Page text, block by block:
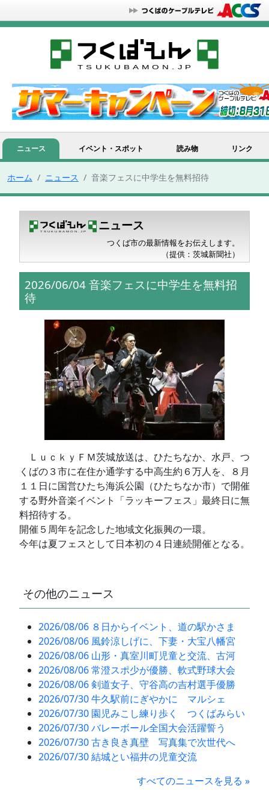
ニュース イベント・スポット 読み物 リンク
ホーム ニュース 音楽フェスに中学生を無料招待
ニュース
つくば市の最新情報をお伝えします。
（提供：茨城新聞社）
2026/06/04 音楽フェスに中学生を無料招
待
ＬｕｃｋｙＦＭ茨城放送は、ひたちなか、水戸、つ
くばの３市に在住か通学する中高生約６万人を、８月
１１日に国営ひたち海浜公園（ひたちなか市）で開催
する野外音楽イベント「ラッキーフェス」最終日に無
料招待する。
開催５周年を記念した地域文化振興の一環。
今年は夏フェスとして日本初の４日連続開催となる。
その他のニュース
2026/08/06 ８日からイベント、道の駅かさま
2026/08/06 風鈴涼しげに、下妻・大宝八幡宮
2026/08/06 山形・真室川町児童と交流、古河
2026/08/06 常澄スポ少が優勝、軟式野球大会
2026/08/06 剣道女子、守谷高の吉村選手優勝
2026/07/30 牛久駅前にぎやかに マルシェ
2026/07/30 園児みこし練り歩く つくばみらい
2026/07/30 バレーボール全国大会活躍誓う
2026/07/30 古き良き真壁 写真集で次世代へ
2026/07/30 結城とい福井の児童交流
すべてのニュースを見る »